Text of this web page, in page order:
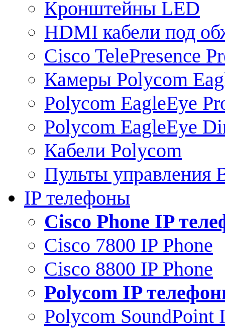
Кронштейны LED
HDMI кабели под
Cisco TelePresence
Камеры Polycom
Polycom EagleEye
Polycom EagleEye
Кабели Polycom
Пульты управления
IP телефоны
Сisco Phone IP
Cisco 7800 IP Phone
Cisco 8800 IP Phone
Polycom IP
Polycom SoundPoint